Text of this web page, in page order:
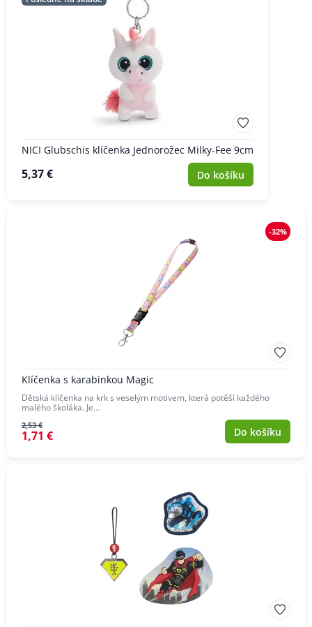
NICI Glubschis klíčenka Jednorožec Milky-Fee 9cm
5,37 € Do košíku
-32%
Klíčenka s karabinkou Magic
Dětská klíčenka na krk s veselým motivem, která potěší každého
malého školáka. Je…
2,53 €
1,71 € Do košíku